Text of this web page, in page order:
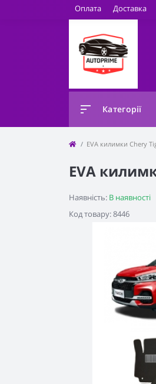
Оплата Доставка
Категорії
EVA килимки Chery
EVA
Наявність: В наявності
Код товару: 8446